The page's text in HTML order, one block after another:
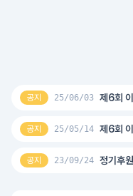
공지 25/06/03 제6회
공지 25/05/14 제6회
공지 23/09/24 정기후